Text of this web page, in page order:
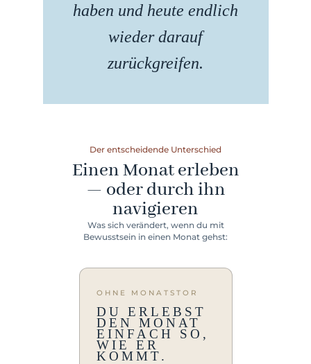
haben und heute endlich
wieder darauf
zurückgreifen.
Der entscheidende Unterschied
Einen Monat erleben
— oder durch ihn
navigieren
Was sich verändert, wenn du mit
Bewusstsein in einen Monat gehst:
OHNE MONATSTOR
DU ERLEBST
DEN MONAT
EINFACH SO,
WIE ER
KOMMT.